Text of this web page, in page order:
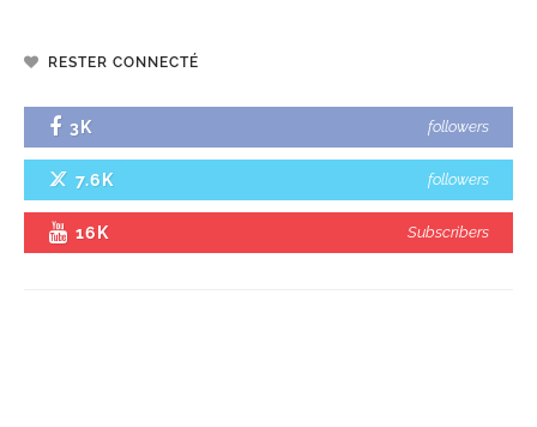
RESTER CONNECTÉ
3K followers
7.6K followers
16K Subscribers